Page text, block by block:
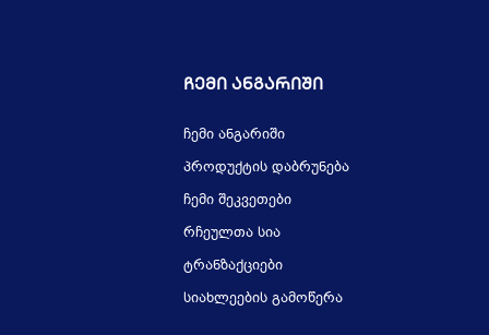
Ჩემი Ანგარიში
ჩემი ანგარიში
პროდუქტის დაბრუნება
ჩემი შეკვეთები
რჩეულთა სია
ტრანზაქციები
სიახლეების გამოწერა